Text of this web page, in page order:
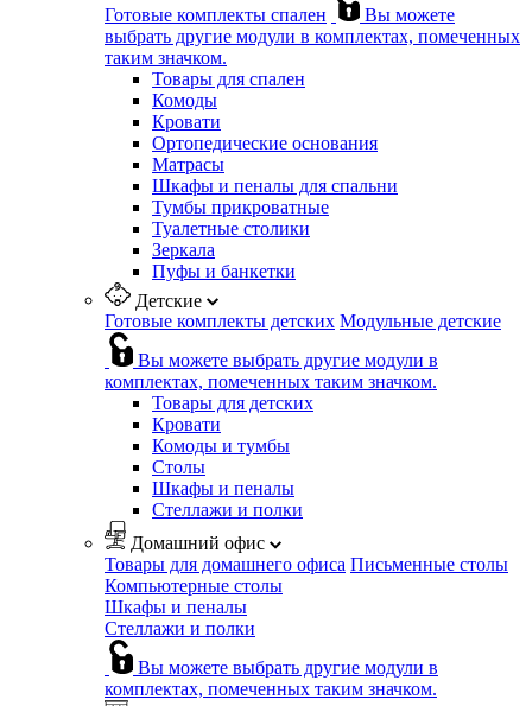
Готовые комплекты спален
Вы можете
выбрать другие модули в комплектах, помеченных
таким значком.
Товары для спален
Комоды
Кровати
Ортопедические основания
Матрасы
Шкафы и пеналы для спальни
Тумбы прикроватные
Туалетные столики
Зеркала
Пуфы и банкетки
Детские
Готовые комплекты детских Модульные детские
Вы можете выбрать другие модули в
комплектах, помеченных таким значком.
Товары для детских
Кровати
Комоды и тумбы
Столы
Шкафы и пеналы
Стеллажи и полки
Домашний офис
Товары для домашнего офиса Письменные столы
Компьютерные столы
Шкафы и пеналы
Стеллажи и полки
Вы можете выбрать другие модули в
комплектах, помеченных таким значком.